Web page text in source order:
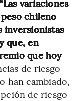
variaciones
chileno
inversionistas
que, en
que hoy
de riesgo-
han cambiado,
de riesgo